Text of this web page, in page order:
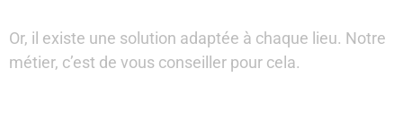
Or, il existe une solution adaptée à chaque lieu. Notre
métier, c’est de vous conseiller pour cela.